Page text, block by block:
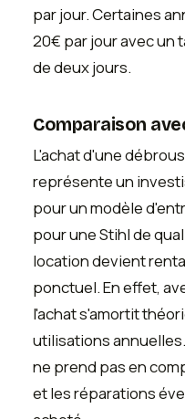
par jour. Certaines
20€ par jour avec un
de deux jours.
Comparaison
L'achat d'une
représente un
pour un modèle
pour une Stihl de
location devient
ponctuel. En effet,
l'achat s'amortit
utilisations
ne prend pas en
et les réparations